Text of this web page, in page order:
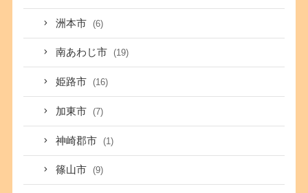
洲本市 (6)
南あわじ市 (19)
姫路市 (16)
加東市 (7)
神崎郡市 (1)
篠山市 (9)